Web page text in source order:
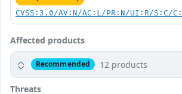
CVSS:3.0/AV:N/AC:L/PR:N/UI:R/S:C/
Affected products
Recommended 12 products
Threats